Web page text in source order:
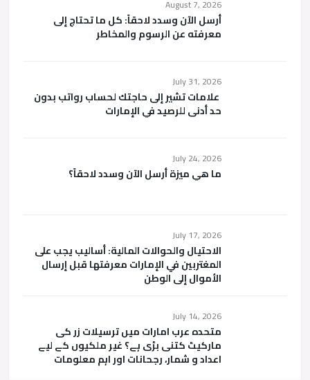
August 7, 2026
أرسل الآن وسدد لاحقاً: كل ما تحتاج إلى
معرفته عن الرسوم والمخاطر
July 31, 2026
علامات تشير إلى حاجتك لحساب رواتب بدون
حد أدنى للرصيد في الإمارات
July 24, 2026
ما هي ميزة أرسل الآن وسدد لاحقاً؟
July 17, 2026
الاحتيال والحوالات المالية: أساليب يجب على
المغتربين في الإمارات معرفتها قبل إرسال
الأموال إلى الوطن
July 14, 2026
متحدہ عرب امارات میں ترسیلات زر کی
مارکیٹ کتنی بڑی ہے؟ غیر ملکیوں کے لیے
اعداد و شمار، رجحانات اور اہم معلومات